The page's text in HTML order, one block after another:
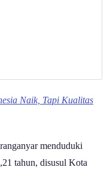
Naik, Tapi Kualitas
menduduki
tahun, disusul Kota